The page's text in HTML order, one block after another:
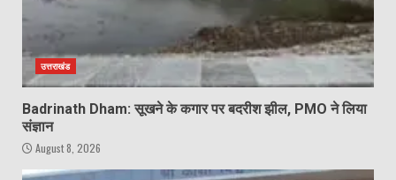
उत्तराखंड
Badrinath Dham: सूखने के कगार पर बदरीश झील, PMO ने लिया
संज्ञान
August 8, 2026